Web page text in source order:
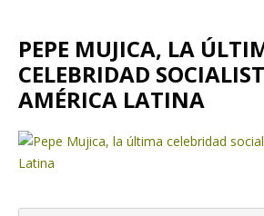
PEPE MUJICA, LA
CELEBRIDAD
AMÉRICA LATINA